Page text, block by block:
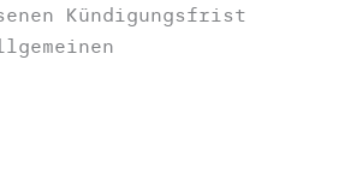
Kündigungsfrist